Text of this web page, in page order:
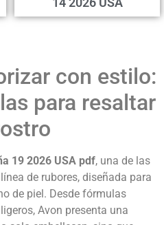
con estilo:
para resaltar
19 2026 USA pdf, una de las
de rubores, diseñada para
de piel. Desde fórmulas
Avon presenta una